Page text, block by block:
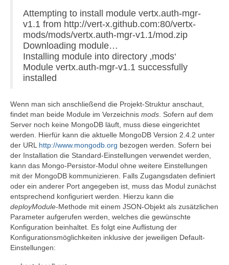
Attempting to install module vertx.auth-mgr-
v1.1 from http://vert-x.github.com:80/vertx-
mods/mods/vertx.auth-mgr-v1.1/mod.zip
Downloading module…
Installing module into directory ‚mods‘
Module vertx.auth-mgr-v1.1 successfully
installed
Wenn man sich anschließend die Projekt-Struktur anschaut,
findet man beide Module im Verzeichnis mods . Sofern auf dem
Server noch keine MongoDB läuft, muss diese eingerichtet
werden. Hierfür kann die aktuelle MongoDB Version 2.4.2 unter
der URL http://www.mongodb.org bezogen werden. Sofern bei
der Installation die Standard-Einstellungen verwendet werden,
kann das Mongo-Persistor-Modul ohne weitere Einstellungen
mit der MongoDB kommunizieren. Falls Zugangsdaten definiert
oder ein anderer Port angegeben ist, muss das Modul zunächst
entsprechend konfiguriert werden. Hierzu kann die
deployModule-Methode mit einem JSON-Objekt als zusätzlichen
Parameter aufgerufen werden, welches die gewünschte
Konfiguration beinhaltet. Es folgt eine Auflistung der
Konfigurationsmöglichkeiten inklusive der jeweiligen Default-
Einstellungen: